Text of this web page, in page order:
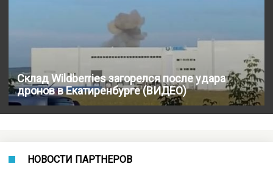
Склад Wildberries загорелся после удара
дронов в Екатиренбурге (ВИДЕО)
НОВОСТИ ПАРТНЕРОВ